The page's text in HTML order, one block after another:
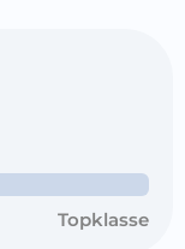
Topklasse